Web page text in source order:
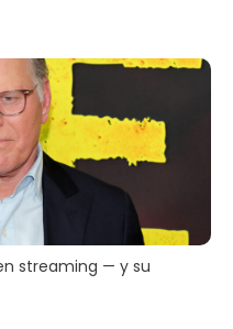
streaming — y su